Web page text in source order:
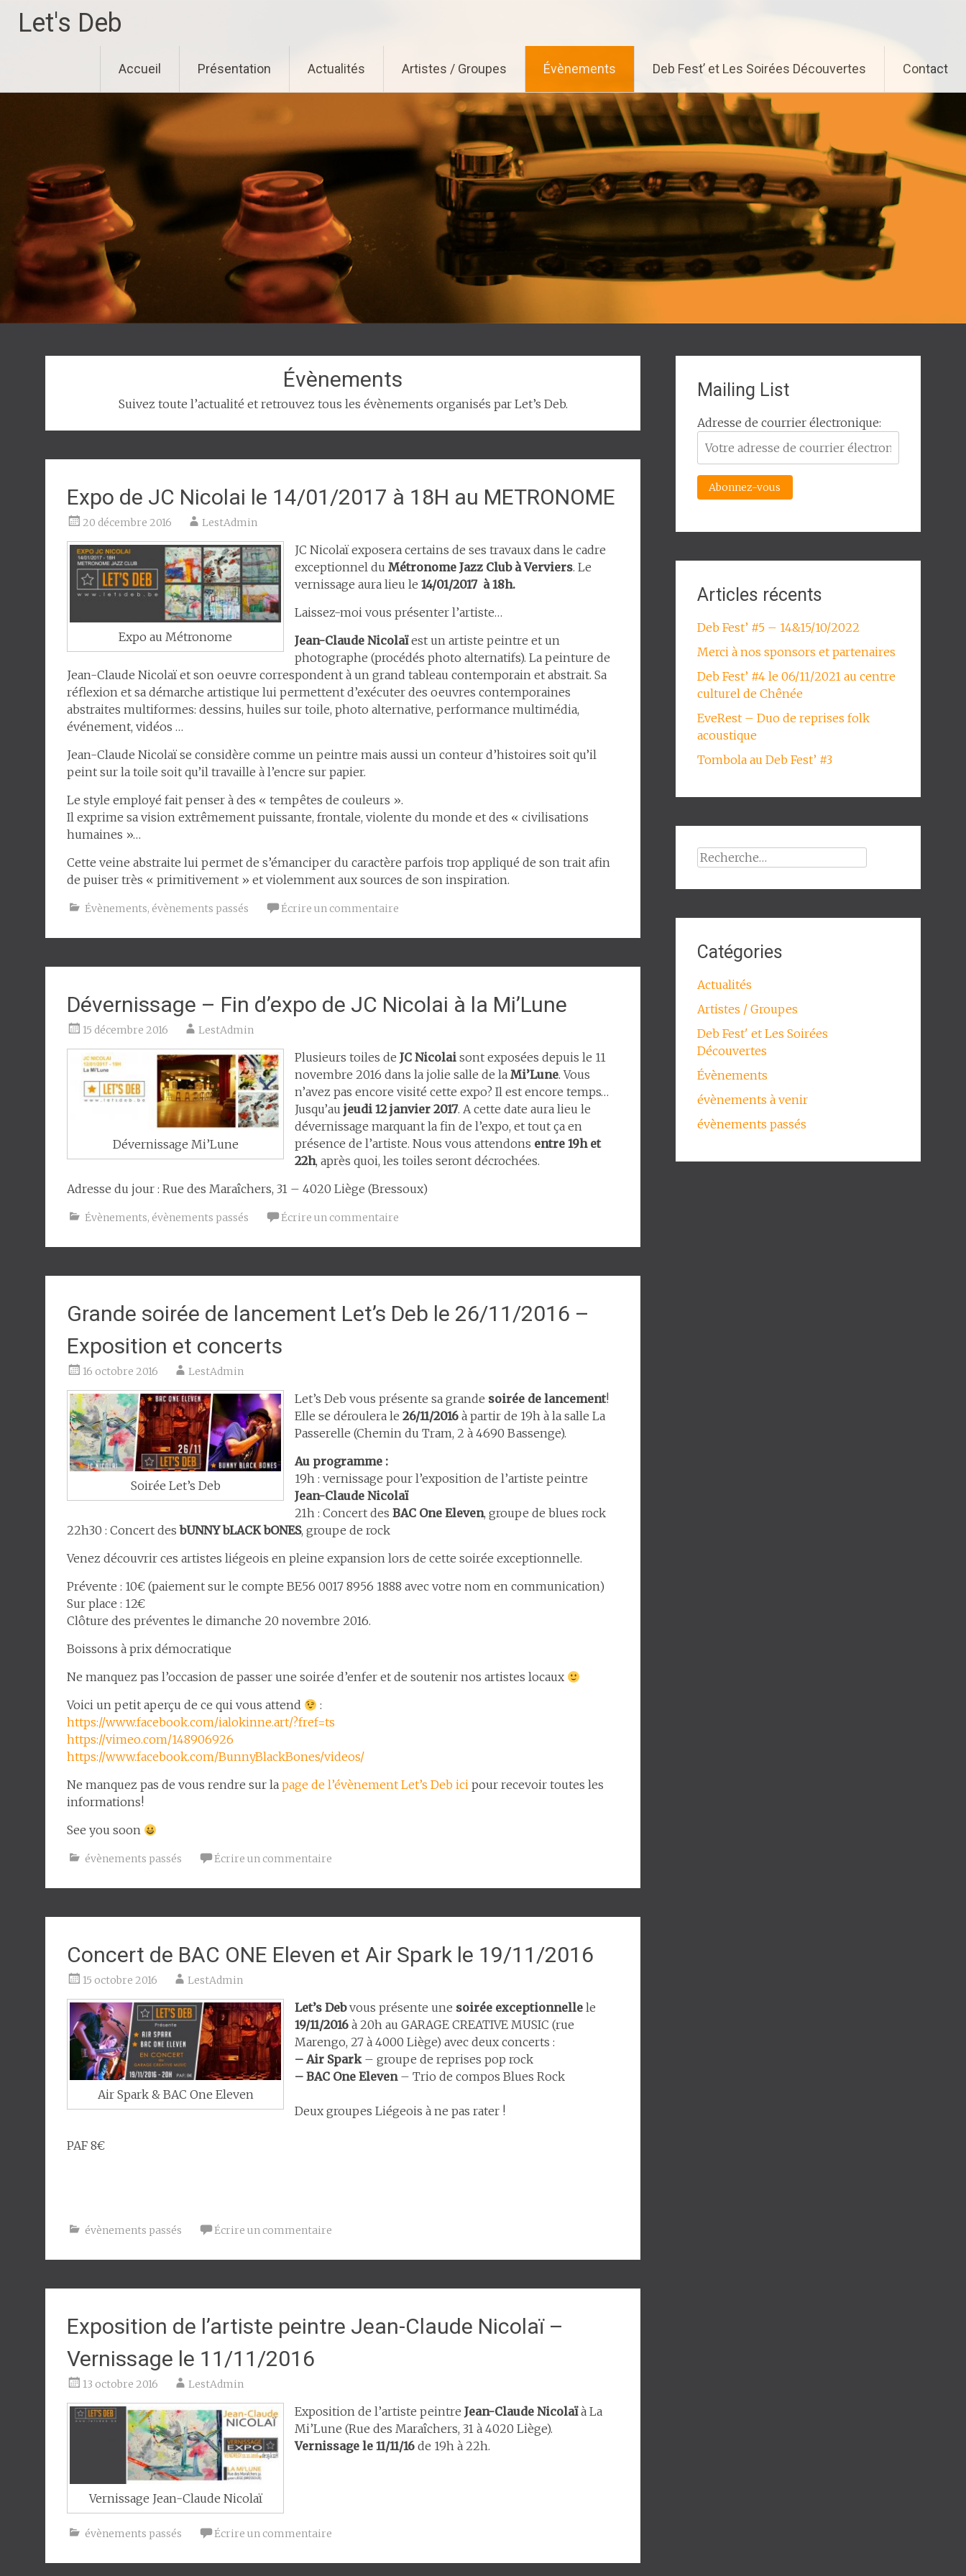
Let's Deb
Accueil Présentation Actualités Artistes / Groupes Évènements Deb Fest’ et Les Soirées Découvertes Contact
Évènements
Suivez toute l’actualité et retrouvez tous les évènements organisés par Let’s Deb.
Expo de JC Nicolai le 14/01/2017 à 18H au METRONOME
20 décembre 2016 LestAdmin
Expo au Métronome
JC Nicolaï exposera certains de ses travaux dans le cadre
exceptionnel du Métronome Jazz Club à Verviers. Le
vernissage aura lieu le 14/01/2017 à 18h.
Laissez-moi vous présenter l’artiste…
Jean-Claude Nicolaïest un artiste peintre et un
photographe (procédés photo alternatifs). La peinture de
Jean-Claude Nicolaï et son oeuvre correspondent à un grand tableau contemporain et abstrait. Sa
réflexion et sa démarche artistique lui permettent d’exécuter des oeuvres contemporaines
abstraites multiformes: dessins, huiles sur toile, photo alternative, performance multimédia,
événement, vidéos …
Jean-Claude Nicolaï se considère comme un peintre mais aussi un conteur d’histoires soit qu’il
peint sur la toile soit qu’il travaille à l’encre sur papier.
Le style employé fait penser à des « tempêtes de couleurs ».
Il exprime sa vision extrêmement puissante, frontale, violente du monde et des « civilisations
humaines »…
Cette veine abstraite lui permet de s’émanciper du caractère parfois trop appliqué de son trait afin
de puiser très « primitivement » et violemment aux sources de son inspiration.
Évènements, évènements passés Écrire un commentaire
Dévernissage – Fin d’expo de JC Nicolai à la Mi’Lune
15 décembre 2016 LestAdmin
Dévernissage Mi’Lune
Plusieurs toiles de JC Nicolai sont exposées depuis le 11
novembre 2016 dans la jolie salle de la Mi’Lune. Vous
n’avez pas encore visité cette expo? Il est encore temps…
Jusqu’au jeudi 12 janvier 2017. A cette date aura lieu le
dévernissage marquant la fin de l’expo, et tout ça en
présence de l’artiste. Nous vous attendons entre 19h et
22h, après quoi, les toiles seront décrochées.
Adresse du jour : Rue des Maraîchers, 31 – 4020 Liège (Bressoux)
Évènements, évènements passés Écrire un commentaire
Grande soirée de lancement Let’s Deb le 26/11/2016 –
Exposition et concerts
16 octobre 2016 LestAdmin
Soirée Let’s Deb
Let’s Deb vous présente sa grande soirée de lancement!
Elle se déroulera le 26/11/2016 à partir de 19h à la salle La
Passerelle (Chemin du Tram, 2 à 4690 Bassenge).
Au programme :
19h : vernissage pour l’exposition de l’artiste peintre
Jean-Claude Nicolaï
21h : Concert des BAC One Eleven, groupe de blues rock
22h30 : Concert desbUNNY bLACK bONES, groupe de rock
Venez découvrir ces artistes liégeois en pleine expansion lors de cette soirée exceptionnelle.
Prévente : 10€ (paiement sur le compte BE56 0017 8956 1888 avec votre nom en communication)
Sur place : 12€
Clôture des préventes le dimanche 20 novembre 2016.
Boissons à prix démocratique
Ne manquez pas l’occasion de passer une soirée d’enfer et de soutenir nos artistes locaux
Voici un petit aperçu de ce qui vous attend
:
https://www.facebook.com/ialokinne.art/?fref=ts
https://vimeo.com/148906926
https://www.facebook.com/BunnyBlackBones/videos/
Ne manquez pas de vous rendre sur la page de l’évènement Let’s Deb ici pour recevoir toutes les
informations!
See you soon
évènements passés Écrire un commentaire
Concert de BAC ONE Eleven et Air Spark le 19/11/2016
15 octobre 2016 LestAdmin
Air Spark & BAC One Eleven
Let’s Debvous présente une soirée exceptionnelle le
19/11/2016 à 20h au GARAGE CREATIVE MUSIC (rue
Marengo, 27 à 4000 Liège) avec deux concerts :
– Air Spark– groupe de reprises pop rock
– BAC One Eleven – Trio de compos Blues Rock
Deux groupes Liégeois à ne pas rater !
PAF 8€
évènements passés Écrire un commentaire
Exposition de l’artiste peintre Jean-Claude Nicolaï –
Vernissage le 11/11/2016
13 octobre 2016 LestAdmin
Vernissage Jean-Claude Nicolaï
Exposition de l’artiste peintre Jean-Claude Nicolaïà La
Mi’Lune (Rue des Maraîchers, 31 à 4020 Liège).
Vernissage le 11/11/16 de 19h à 22h.
évènements passés Écrire un commentaire
Mailing List
Adresse de courrier électronique:
Articles récents
Deb Fest’ #5 – 14&15/10/2022
Merci à nos sponsors et partenaires
Deb Fest’ #4 le 06/11/2021 au centre
culturel de Chênée
EveRest – Duo de reprises folk
acoustique
Tombola au Deb Fest’ #3
Rechercher :
Catégories
Actualités
Artistes / Groupes
Deb Fest' et Les Soirées
Découvertes
Évènements
évènements à venir
évènements passés